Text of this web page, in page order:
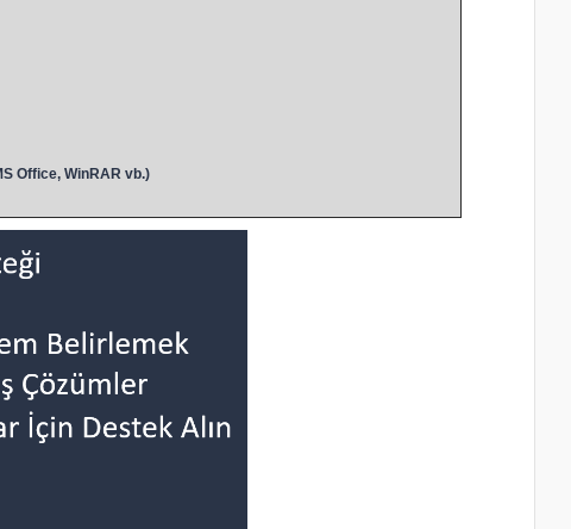
Office, WinRAR vb.)